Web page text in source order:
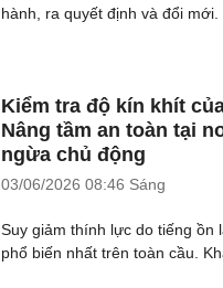
hành, ra quyết định và đổi mới.
Kiểm tra độ kín khít
Nâng tầm an toàn tại
ngừa chủ động
03/06/2026 08:46 Sáng
Suy giảm thính lực do tiếng ồn
phổ biến nhất trên toàn cầu.